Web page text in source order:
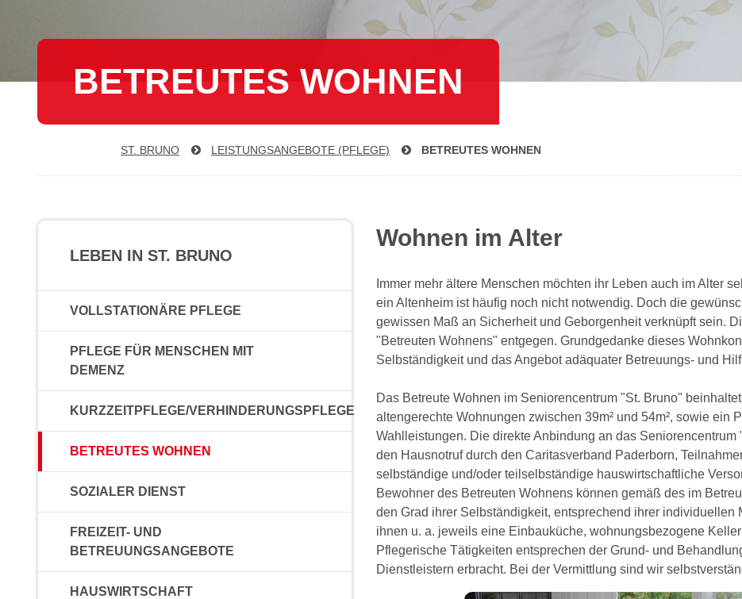
BETREUTES WOHNEN
ST. BRUNO LEIS­TUNGS­AN­GE­BO­TE (PFLEGE) BETREUTES WOHNEN
Wohnen im Alter
Immer mehr ältere Menschen möchten ihr Leben auch im Alter
ein Altenheim ist häufig noch nicht notwendig. Doch die
gewissen Maß an Sicherheit und Geborgenheit verknüpft sein.
"Betreuten Wohnens" entgegen. Grundgedanke dieses
Selbständigkeit und das Angebot adäquater Betreuungs- und
Das Betreute Wohnen im Seniorencentrum "St. Bruno"
altengerechte Wohnungen zwischen 39m² und 54m², sowie ein
Wahlleistungen. Die direkte Anbindung an das
den Hausnotruf durch den Caritasverband Paderborn,
selbständige und/oder teilselbständige hauswirtschaftliche
Bewohner des Betreuten Wohnens können gemäß des im
den Grad ihrer Selbständigkeit, entsprechend ihrer
ihnen u. a. jeweils eine Einbauküche, wohnungsbezogene
Pflegerische Tätigkeiten entsprechen der Grund- und
Dienstleistern erbracht. Bei der Vermittlung sind wir
LEBEN IN ST. BRUNO
VOLLSTATIONÄRE PFLEGE
PFLEGE FÜR MENSCHEN MIT
DEMENZ
KURZZEITPFLEGE/VERHINDERUNGSPFLEGE
BETREUTES WOHNEN
SOZIALER DIENST
FREIZEIT- UND
BETREUUNGSANGEBOTE
HAUSWIRTSCHAFT